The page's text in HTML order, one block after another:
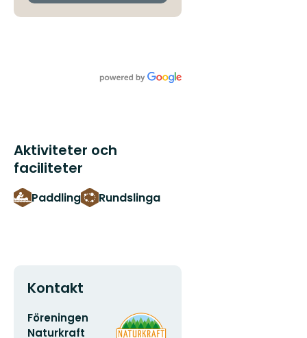
Aktiviteter och
faciliteter
Paddling Rundslinga
Kontakt
E-
postadress
Föreningen
Naturkraft
Organisationens
logotyp